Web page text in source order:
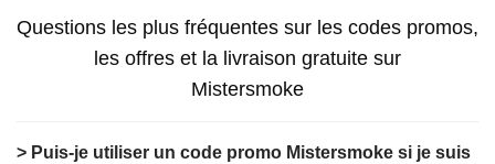
Questions les plus fréquentes sur les codes promos,
les offres et la livraison gratuite sur
Mistersmoke
> Puis-je utiliser un code promo Mistersmoke si je suis